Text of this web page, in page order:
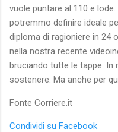
vuole puntare al 110 e
potremmo definire ideale
diploma di ragioniere in 24
nella nostra recente
bruciando tutte le tappe.
sostenere. Ma anche per
Fonte Corriere.it
Condividi su Facebook